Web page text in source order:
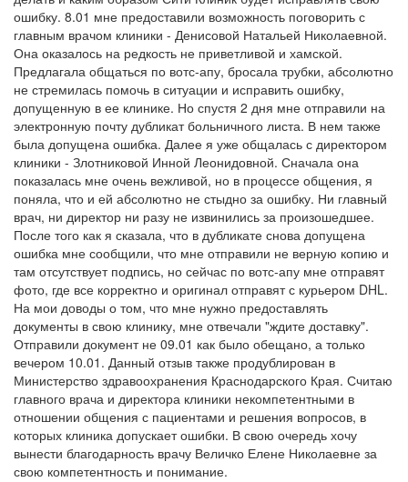
ошибку. 8.01 мне предоставили возможность поговорить с
главным врачом клиники - Денисовой Натальей Николаевной.
Она оказалось на редкость не приветливой и хамской.
Предлагала общаться по вотс-апу, бросала трубки, абсолютно
не стремилась помочь в ситуации и исправить ошибку,
допущенную в ее клинике. Но спустя 2 дня мне отправили на
электронную почту дубликат больничного листа. В нем также
была допущена ошибка. Далее я уже общалась с директором
клиники - Злотниковой Инной Леонидовной. Сначала она
показалась мне очень вежливой, но в процессе общения, я
поняла, что и ей абсолютно не стыдно за ошибку. Ни главный
врач, ни директор ни разу не извинились за произошедшее.
После того как я сказала, что в дубликате снова допущена
ошибка мне сообщили, что мне отправили не верную копию и
там отсутствует подпись, но сейчас по вотс-апу мне отправят
фото, где все корректно и оригинал отправят с курьером DHL.
На мои доводы о том, что мне нужно предоставлять
документы в свою клинику, мне отвечали "ждите доставку".
Отправили документ не 09.01 как было обещано, а только
вечером 10.01. Данный отзыв также продублирован в
Министерство здравоохранения Краснодарского Края. Считаю
главного врача и директора клиники некомпетентными в
отношении общения с пациентами и решения вопросов, в
которых клиника допускает ошибки. В свою очередь хочу
вынести благодарность врачу Величко Елене Николаевне за
свою компетентность и понимание.